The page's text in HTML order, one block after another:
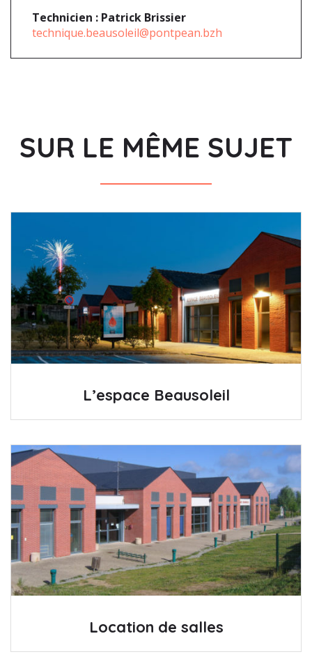
Technicien : Patrick Brissier
technique.beausoleil@pontpean.bzh
SUR LE MÊME SUJET
L’espace Beausoleil
Location de salles